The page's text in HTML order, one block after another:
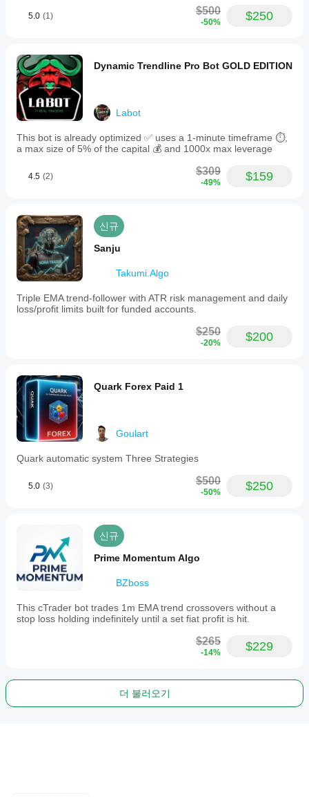
5.0 (1) $500
-50% $250
Dynamic Trendline Pro Bot GOLD EDITION
Labot
This bot is already optimized ✅ uses a 1-minute timeframe ⏱️,
a max size of 5% of the capital 💰 and 1000x max leverage
4.5 (2) $309
-49% $159
신규
Sanju
Takumi.Algo
Triple EMA trend-follower with ATR risk management and daily
loss/profit limits built for funded accounts.
$250
-20% $200
Quark Forex Paid 1
Goulart
Quark automatic system Three Strategies
5.0 (3) $500
-50% $250
신규
Prime Momentum Algo
BZboss
This cTrader bot trades 1m EMA trend crossovers without a
stop loss holding indefinitely until a set fiat profit is hit.
$265
-14% $229
더 불러오기